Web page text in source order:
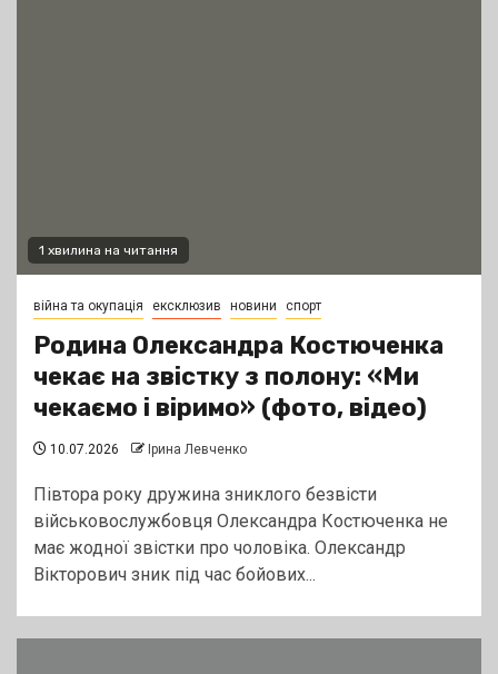
1 хвилина на читання
війна та окупація ексклюзив новини спорт
Родина Олександра Костюченка
чекає на звістку з полону: «Ми
чекаємо і віримо» (фото, відео)
10.07.2026 Ірина Левченко
Півтора року дружина зниклого безвісти
військовослужбовця Олександра Костюченка не
має жодної звістки про чоловіка. Олександр
Вікторович зник під час бойових...